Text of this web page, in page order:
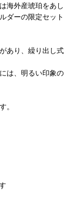
海外産琥珀をあし
ダーの限定セット
あり、繰り出し式
は、明るい印象の
。